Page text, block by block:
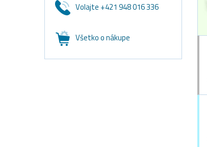
Volajte +421 948 016 336
Všetko o nákupe